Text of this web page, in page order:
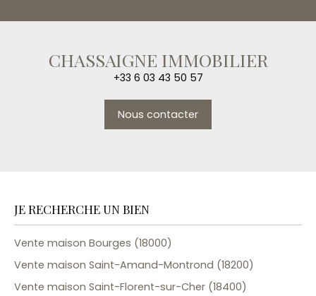
CHASSAIGNE IMMOBILIER
+33 6 03 43 50 57
Nous contacter
JE RECHERCHE UN BIEN
Vente maison Bourges (18000)
Vente maison Saint-Amand-Montrond (18200)
Vente maison Saint-Florent-sur-Cher (18400)